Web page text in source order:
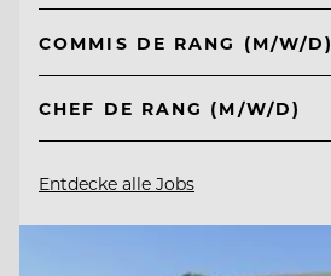
COMMIS DE RANG (M/W/D)
CHEF DE RANG (M/W/D)
Entdecke alle Jobs